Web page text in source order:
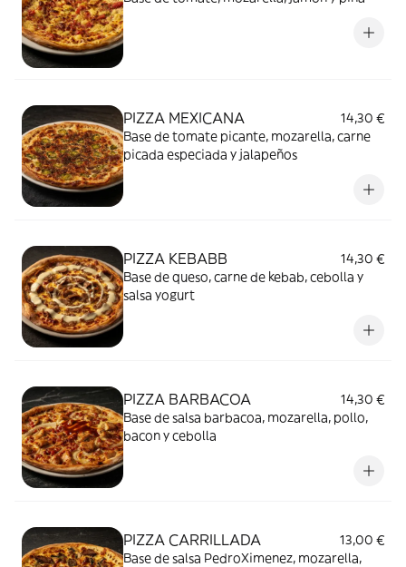
PIZZA MEXICANA
14,30 €
Base de tomate picante, mozarella, carne
picada especiada y jalapeños
PIZZA KEBABB
14,30 €
Base de queso, carne de kebab, cebolla y
salsa yogurt
PIZZA BARBACOA
14,30 €
Base de salsa barbacoa, mozarella, pollo,
bacon y cebolla
PIZZA CARRILLADA
13,00 €
Base de salsa PedroXimenez, mozarella,